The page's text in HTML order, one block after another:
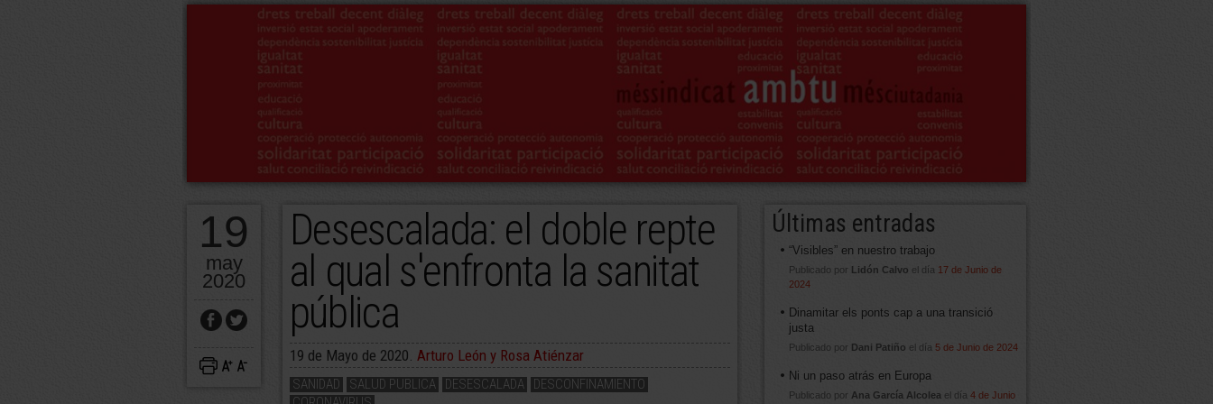
19
may
2020
Desescalada: el doble repte
al qual s'enfronta la sanitat
pública
19 de Mayo de 2020. Arturo León y Rosa Atiénzar
SANIDAD SALUD PUBLICA DESESCALADA
DESCONFINAMIENTO
Últimas entradas
“Visibles” en nuestro trabajo
Publicado por Lidón Calvo el día 17 de Junio de
2024
Dinamitar els ponts cap a una transició
justa
Publicado por Dani Patiño el día 5 de Junio de 2024
Ni un paso atrás en Europa
Publicado por Ana García Alcolea el día 4 de Junio